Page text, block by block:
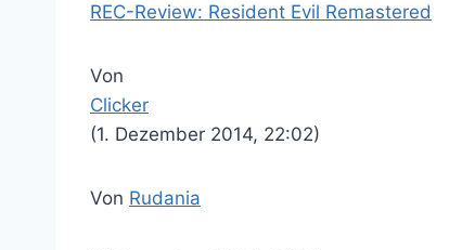
REC-Review: Resident Evil Remastered
Von
Clicker
(1. Dezember 2014, 22:02)
Von Rudania